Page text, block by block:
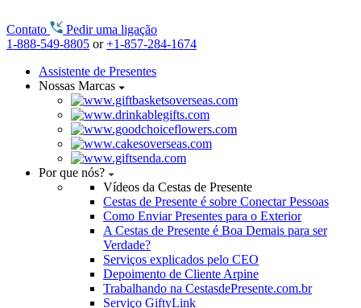
Contato
Pedir uma ligação
1-888-549-8805 or+1-857-284-1674
Assistente de Presentes
Nossas Marcas
Por que nós?
Vídeos da Cestas de Presente
Cestas de Presente é sobre Conectar Pessoas
Como Enviar Presentes para o Exterior
A Cestas de Presente é Boa Demais para ser
Verdade?
Serviços explicados pelo CEO
Depoimento de Cliente Arpine
Trabalhando na CestasdePresente.com.br
Serviço GiftyLink